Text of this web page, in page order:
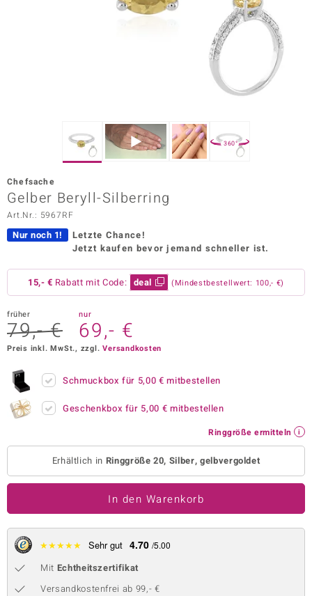
Vogue
Paraíso
Collection
BY DE MELO
Collection
360°
Chefsache
Gelber Beryll-Silberring
Art.Nr.: 5967RF
Nur noch 1!
Letzte Chance!
Jetzt kaufen bevor jemand schneller ist.
15,- € Rabatt mit Code: deal (Mindestbestellwert: 100,- €)
früher
79,- €
nur
69,- €
Preis inkl. MwSt., zzgl.Versandkosten
Schmuckbox für 5,00 € mitbestellen
Geschenkbox für 5,00 € mitbestellen
Ringgröße ermitteln
Erhältlich in Ringgröße 20, Silber, gelbvergoldet
In den Warenkorb
★★★★★ Sehr gut 4.70 /5.00
Mit Echtheitszertifikat
Versandkostenfrei ab 99,- €